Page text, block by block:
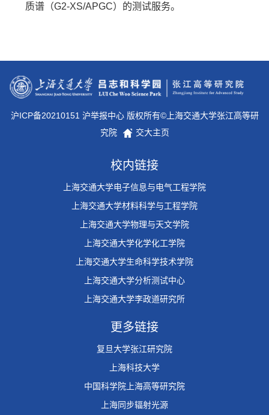
质谱（G2-XS/APGC）的测试服务。
沪ICP备20210151 沪举报中心 版权所有©上海交通大学张江高等研
究院
交大主页
校内链接
上海交通大学电子信息与电气工程学院
上海交通大学材料科学与工程学院
上海交通大学物理与天文学院
上海交通大学化学化工学院
上海交通大学生命科学技术学院
上海交通大学分析测试中心
上海交通大学李政道研究所
更多链接
复旦大学张江研究院
上海科技大学
中国科学院上海高等研究院
上海同步辐射光源